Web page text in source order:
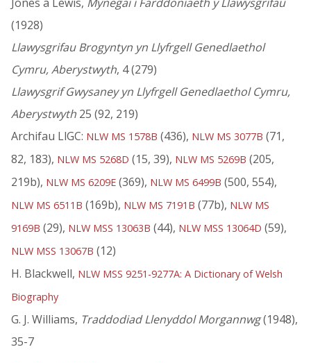
(1928)
Llawysgrifau Brogyntyn yn Llyfrgell Genedlaethol
Cymru, Aberystwyth, 4 (279)
Llawysgrif Gwysaney yn Llyfrgell Genedlaethol Cymru,
Aberystwyth 25 (92, 219)
Archifau LlGC: NLW MS 1578B (436), NLW MS 3077B (71,
82, 183), NLW MS 5268D (15, 39), NLW MS 5269B (205,
219b), NLW MS 6209E (369), NLW MS 6499B (500, 554),
NLW MS 6511B (169b), NLW MS 7191B (77b), NLW MS
9169B (29), NLW MSS 13063B (44), NLW MSS 13064D (59),
NLW MSS 13067B (12)
H. Blackwell, NLW MSS 9251-9277A: A Dictionary of Welsh
Biography
G. J. Williams, Traddodiad Llenyddol Morgannwg(1948),
35-7